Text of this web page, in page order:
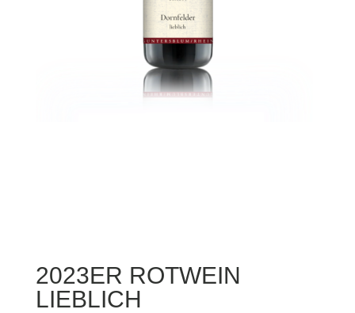
2023ER ROTWEIN
LIEBLICH